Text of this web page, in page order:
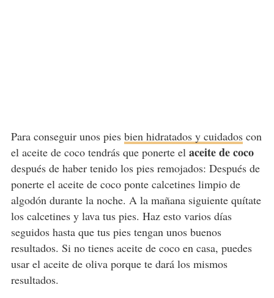
Para conseguir unos pies bien hidratados y cuidadoscon
el aceite de coco tendrás que ponerte el aceite de coco
después de haber tenido los pies remojados: Después de
ponerte el aceite de coco ponte calcetines limpio de
algodón durante la noche. A la mañana siguiente quítate
los calcetines y lava tus pies. Haz esto varios días
seguidos hasta que tus pies tengan unos buenos
resultados. Si no tienes aceite de coco en casa, puedes
usar el aceite de oliva porque te dará los mismos
resultados.